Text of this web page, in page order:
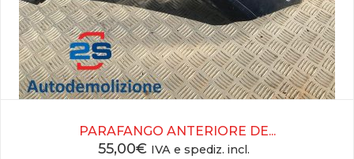
PARAFANGO ANTERIORE DE...
55,00€ IVA e spediz. incl.